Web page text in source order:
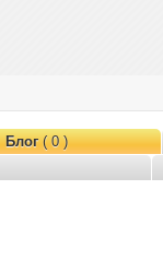
Блог( 0 )